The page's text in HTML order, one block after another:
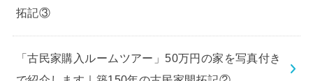
拓記③
「古民家購入ルームツアー」50万円の家を写真付き